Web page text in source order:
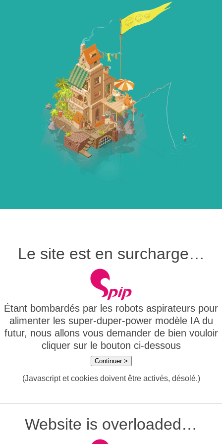
Le site est en surcharge…
Étant bombardés par les robots aspirateurs pour
alimenter les super-duper-power modèle IA du
futur, nous allons vous demander de bien vouloir
cliquer sur le bouton ci-dessous
Continuer >
(Javascript et cookies doivent être activés, désolé.)
Website is overloaded…